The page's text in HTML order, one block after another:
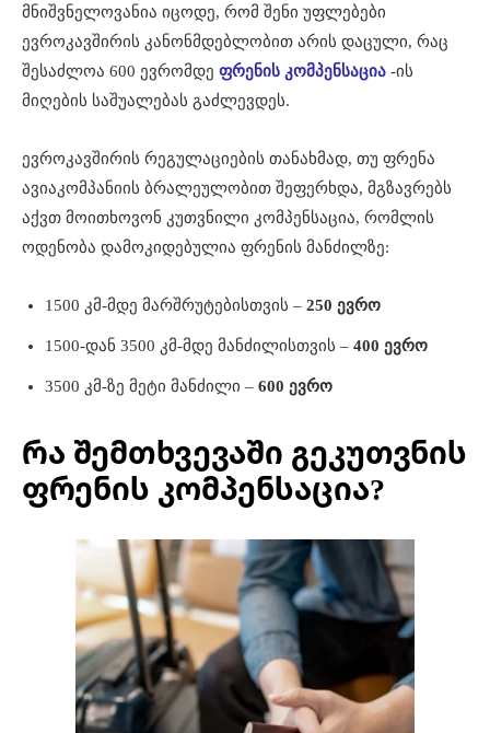
მნიშვნელოვანია იცოდე, რომ შენი უფლებები
ევროკავშირის კანონმდებლობით არის დაცული, რაც
შესაძლოა 600 ევრომდე ფრენის კომპენსაცია -ის
მიღების საშუალებას გაძლევდეს.
ევროკავშირის რეგულაციების თანახმად, თუ ფრენა
ავიაკომპანიის ბრალეულობით შეფერხდა, მგზავრებს
აქვთ მოითხოვონ კუთვნილი კომპენსაცია, რომლის
ოდენობა დამოკიდებულია ფრენის მანძილზე:
1500 კმ-მდე მარშრუტებისთვის – 250 ევრო
1500-დან 3500 კმ-მდე მანძილისთვის – 400 ევრო
3500 კმ-ზე მეტი მანძილი – 600 ევრო
რა შემთხვევაში გეკუთვნის
ფრენის კომპენსაცია?